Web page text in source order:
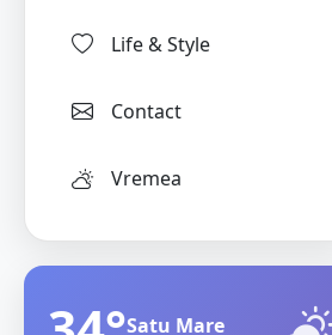
Life & Style
Contact
Vremea
Satu Mare